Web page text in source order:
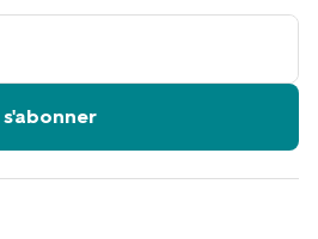
s'abonner